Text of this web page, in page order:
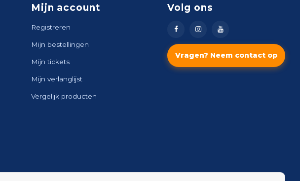
Mijn account
Registreren
Mijn bestellingen
Mijn tickets
Mijn verlanglijst
Vergelijk producten
Volg ons
Vragen? Neem contact op